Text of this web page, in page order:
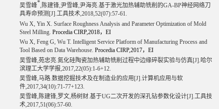
吴雪峰*, 陈建锋,尹雪峰,尹海亮.基于激光加热辅助铣削的GA-BP神经网络刀
具寿命预测 [J].工具技术,2018,52(07):57-61.
Wu X, Yin X. Surface Roughness Analysis and Parameter Optimization of Mold
Steel Milling. Procedia CIRP,2018， EI
Wu X, Feng G, Wu T. Intelligent Service Platform of Manufacturing Process and
Tool Based on Data Warehouse. Procedia CIRP,2017， EI
吴雪峰 苑忠亮 氮化硅陶瓷加热辅助铣削过程中边缘碎裂实验与仿真[J]. 哈尔
滨理工大学学报 ,2017,22(05):1-6+12.
吴雪峰,马路.数据挖掘技术及在制造业的应用 [J].计算机应用与软
件,2017,34(10):71-77+123.
吴雪峰, 陈建锋,罗文,杨树财.基于UG二次开发的深孔钻参数化设计[J].工具技
术,2017,51(06):57-60.